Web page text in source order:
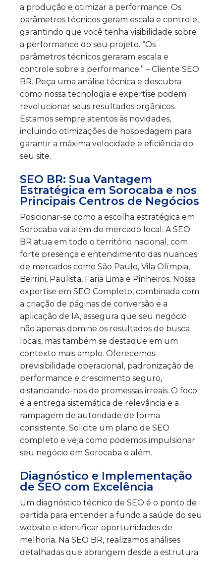
a produção e otimizar a performance. Os
parâmetros técnicos geram escala e controle,
garantindo que você tenha visibilidade sobre
a performance do seu projeto. “Os
parâmetros técnicos geraram escala e
controle sobre a performance.” – Cliente SEO
BR. Peça uma análise técnica e descubra
como nossa tecnologia e expertise podem
revolucionar seus resultados orgânicos.
Estamos sempre atentos às novidades,
incluindo otimizações de hospedagem para
garantir a máxima velocidade e eficiência do
seu site.
SEO BR: Sua Vantagem
Estratégica em Sorocaba e nos
Principais Centros de Negócios
Posicionar-se como a escolha estratégica em
Sorocaba vai além do mercado local. A SEO
BR atua em todo o território nacional, com
forte presença e entendimento das nuances
de mercados como São Paulo, Vila Olímpia,
Berrini, Paulista, Faria Lima e Pinheiros. Nossa
expertise em SEO Completo, combinada com
a criação de páginas de conversão e a
aplicação de IA, assegura que seu negócio
não apenas domine os resultados de busca
locais, mas também se destaque em um
contexto mais amplo. Oferecemos
previsibilidade operacional, padronização de
performance e crescimento seguro,
distanciando-nos de promessas irreais. O foco
é a entrega sistemática de relevância e a
rampagem de autoridade de forma
consistente. Solicite um plano de SEO
completo e veja como podemos impulsionar
seu negócio em Sorocaba e além.
Diagnóstico e Implementação
de SEO com Excelência
Um diagnóstico técnico de SEO é o ponto de
partida para entender a fundo a saúde do seu
website e identificar oportunidades de
melhoria. Na SEO BR, realizamos análises
detalhadas que abrangem desde a estrutura